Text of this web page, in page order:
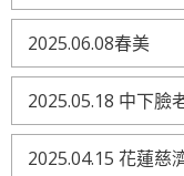
2025.06.08春美
2025.05.18 中下臉
2025.04.15 花蓮慈